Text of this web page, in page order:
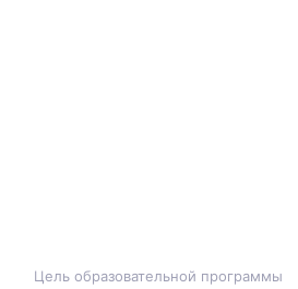
Цель образовательной программы